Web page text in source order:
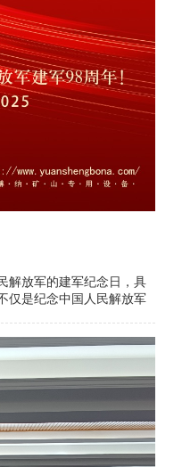
解放军的建军纪念日，具
仅是纪念中国人民解放军
这一天，全国各地会举
军队的崇高敬意和感激